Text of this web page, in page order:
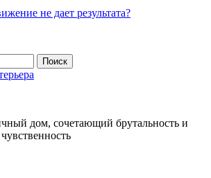
не дает результата?
дом, сочетающий брутальность и